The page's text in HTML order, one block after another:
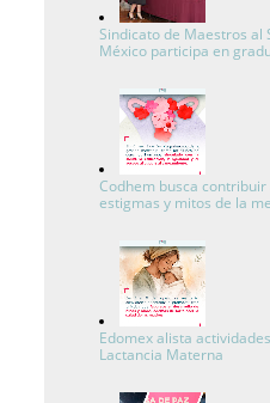
Sindicato de Maestros al
México participa en
Codhem busca
estigmas y mitos de la
Edomex alista
Lactancia Materna